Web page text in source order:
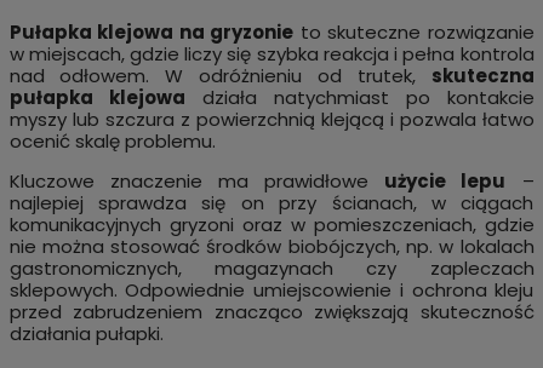
Pułapka klejowa na gryzonie to skuteczne rozwiązanie
w miejscach, gdzie liczy się szybka reakcja i pełna kontrola
nad odłowem. W odróżnieniu od trutek, skuteczna
pułapka klejowa działa natychmiast po kontakcie
myszy lub szczura z powierzchnią klejącą i pozwala łatwo
ocenić skalę problemu.
Kluczowe znaczenie ma prawidłowe użycie lepu –
najlepiej sprawdza się on przy ścianach, w ciągach
komunikacyjnych gryzoni oraz w pomieszczeniach, gdzie
nie można stosować środków biobójczych, np. w lokalach
gastronomicznych, magazynach czy zapleczach
sklepowych. Odpowiednie umiejscowienie i ochrona kleju
przed zabrudzeniem znacząco zwiększają skuteczność
działania pułapki.